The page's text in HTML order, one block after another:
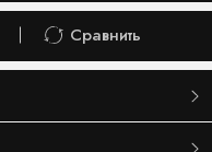
Сравнить
Сравнить